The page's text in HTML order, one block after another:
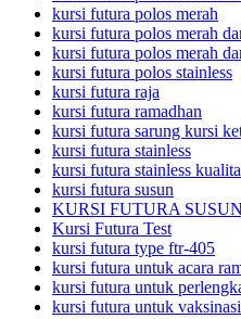
kursi futura polos merah
kursi futura polos merah
kursi futura polos merah
kursi futura polos stainless
kursi futura raja
kursi futura ramadhan
kursi futura sarung kursi
kursi futura stainless
kursi futura stainless
kursi futura susun
KURSI FUTURA
Kursi Futura Test
kursi futura type ftr-405
kursi futura untuk acara
kursi futura untuk
kursi futura untuk